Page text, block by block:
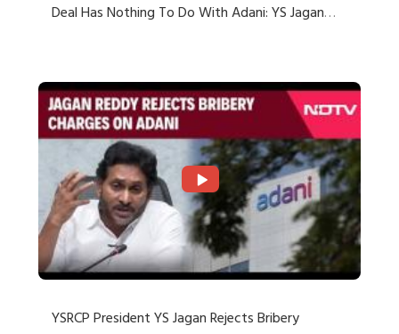
Deal Has Nothing To Do With Adani: YS Jagan
YSRCP President YS Jagan Rejects Bribery